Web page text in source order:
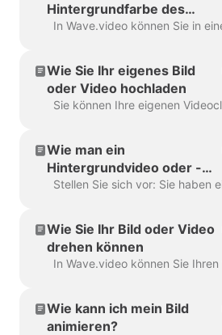
Hintergrundfarbe des
Videos
Wie Sie Ihr eigenes Bild
oder Video hochladen
Wie man ein
Hintergrundvideo oder -
bild ersetzt
Wie Sie Ihr Bild oder Video
drehen können
Wie kann ich mein Bild
animieren?